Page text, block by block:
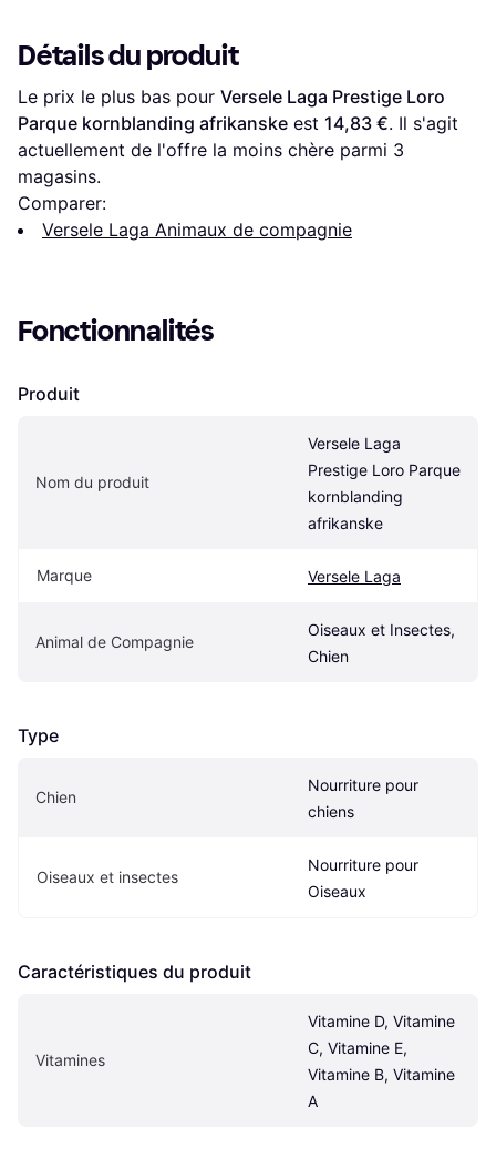
Détails du produit
Le prix le plus bas pour Versele Laga Prestige Loro
Parque kornblanding afrikanske est 14,83 €. Il s'agit
actuellement de l'offre la moins chère parmi 3
magasins.
Comparer:
Versele Laga Animaux de compagnie
Fonctionnalités
Produit
Nom du produit
Versele Laga
Prestige Loro Parque
kornblanding
afrikanske
Marque Versele Laga
Animal de Compagnie
Oiseaux et Insectes,
Chien
Type
Chien
Nourriture pour
chiens
Oiseaux et insectes
Nourriture pour
Oiseaux
Caractéristiques du produit
Vitamines
Vitamine D, Vitamine
C, Vitamine E,
Vitamine B, Vitamine
A